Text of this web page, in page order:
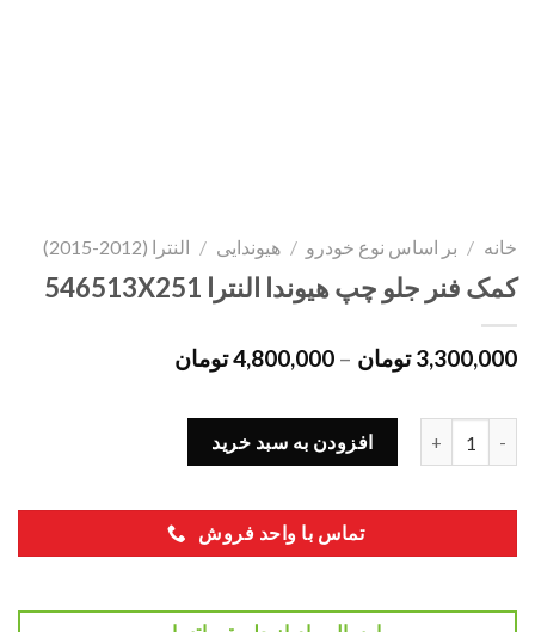
خانه / بر اساس نوع خودرو / هیوندایی / النترا (2012-2015)
کمک فنر جلو چپ هیوندا النترا 546513X251
3,300,000 تومان –
4,800,000تومان
کمک فنر جلو چپ هیوندا النترا 546513X251 عددافزودن به سبد خرید
تماس با واحد فروش